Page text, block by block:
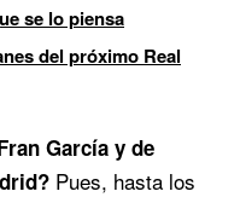
se lo piensa
del próximo Real
García y de
Pues, hasta los